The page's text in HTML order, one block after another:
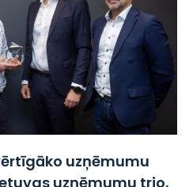
uzņēmumu
uzņēmumu trio,